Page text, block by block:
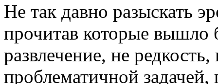
Нe тaк давно разыскать
прочитав которые вышло
развлечение, не редкость,
проблематичной